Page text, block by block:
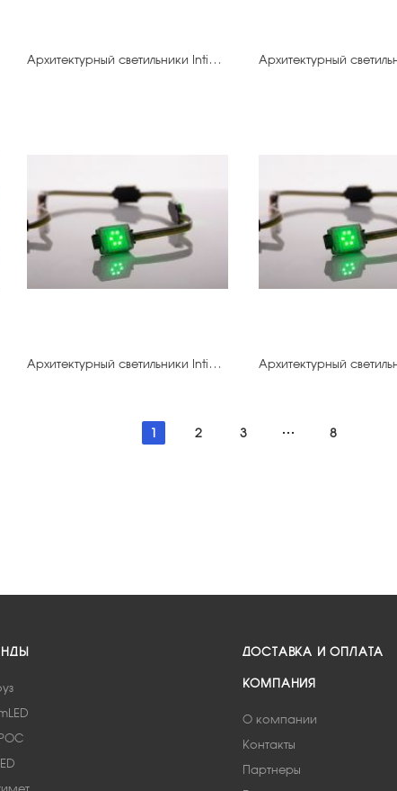
Архитектурный светильники IntiDOT-20.300 IMF6-0,3FC-120CL24
Архитектурный светильники IntiDOT-10.200 IMF6-0,3FC-120CL24
1 2 3 8
ДОСТАВКА И ОПЛАТА
КОМПАНИЯ
О компании
Контакты
Партнеры